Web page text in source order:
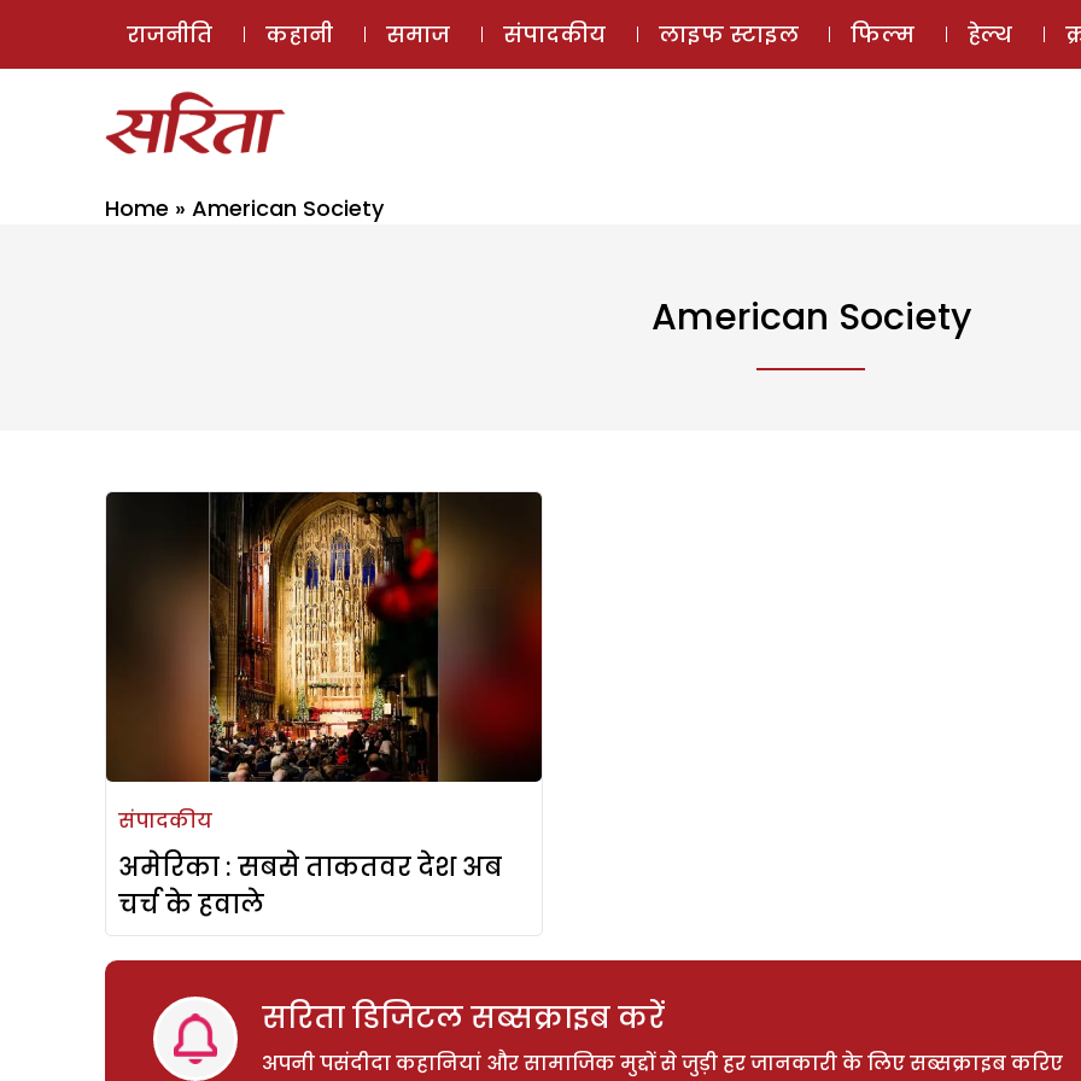
ई-मैगज़ीन
राजनीति कहानी समाज संपादकीय लाइफ स्टाइल फिल्म हेल्थ
Home » American Society
American Society
संपादकीय
अमेरिका : सबसे ताकतवर देश अब
चर्च के हवाले
सरिता डिजिटल सब्सक्राइब करें
अपनी पसंदीदा कहानियां और सामाजिक मुद्दों से जुड़ी हर जानकारी के लिए सब्सक्राइब करिए